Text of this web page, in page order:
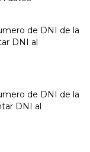
de DNI de la
DNI al
de DNI de la
DNI al